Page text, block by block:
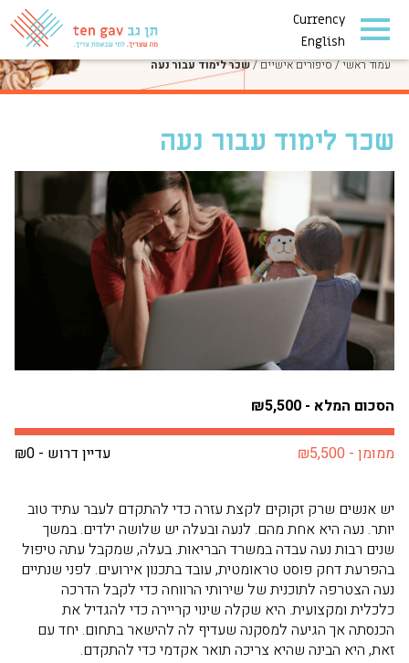
Currency
English
סיפורים אישיים
עמוד ראשי/סיפורים אישיים/שכר לימוד עבור נעה
שכר לימוד עבור נעה
הסכום המלא - ₪5,500
עדיין דרוש - ₪0 ממומן - ₪5,500
יש אנשים שרק זקוקים לקצת עזרה כדי להתקדם לעבר עתיד טוב
יותר. נעה היא אחת מהם. לנעה ובעלה יש שלושה ילדים. במשך
שנים רבות נעה עבדה במשרד הבריאות. בעלה, שמקבל עתה טיפול
בהפרעת דחק פוסט טראומטית, עובד בתכנון אירועים. לפני שנתיים
נעה הצטרפה לתוכנית של שירותי הרווחה כדי לקבל הדרכה
כלכלית ומקצועית. היא שקלה שינוי קריירה כדי להגדיל את
הכנסתה אך הגיעה למסקנה שעדיף לה להישאר בתחום. יחד עם
זאת, היא הבינה שהיא צריכה תואר אקדמי כדי להתקדם.